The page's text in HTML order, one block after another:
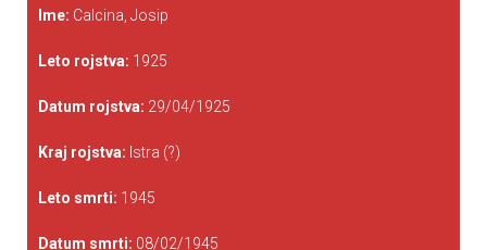
Ime: Calcina, Josip
Leto rojstva: 1925
Datum rojstva: 29/04/1925
Kraj rojstva: Istra (?)
Leto smrti: 1945
Datum smrti: 08/02/1945